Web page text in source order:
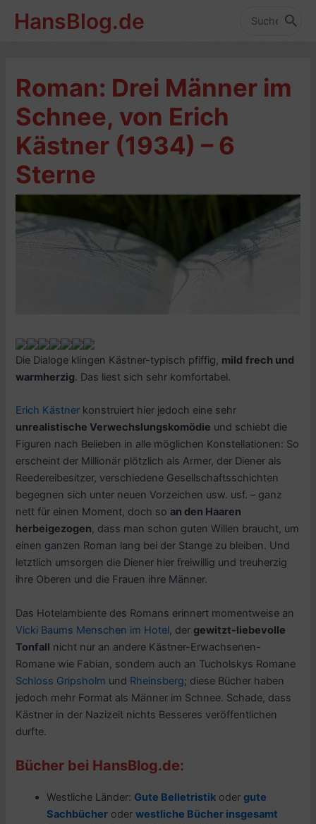
InhaltHansBlog.de
Search
Roman: Drei Männer im
Schnee, von Erich
Kästner (1934) – 6
Sterne
Die Dialoge klingen Kästner-typisch pfiffig, mild frech und
warmherzig. Das liest sich sehr komfortabel.
Erich Kästner konstruiert hier jedoch eine sehr
unrealistische Verwechslungskomödie und schiebt die
Figuren nach Belieben in alle möglichen Konstellationen: So
erscheint der Millionär plötzlich als Armer, der Diener als
Reedereibesitzer, verschiedene Gesellschaftsschichten
begegnen sich unter neuen Vorzeichen usw. usf. – ganz
nett für einen Moment, doch soan den Haaren
herbeigezogen, dass man schon guten Willen braucht, um
einen ganzen Roman lang bei der Stange zu bleiben. Und
letztlich umsorgen die Diener hier freiwillig und treuherzig
ihre Oberen und die Frauen ihre Männer.
Das Hotelambiente des Romans erinnert momentweise an
Vicki Baums Menschen im Hotel, der gewitzt-liebevolle
Tonfall nicht nur an andere Kästner-Erwachsenen-
Romane wie Fabian, sondern auch an Tucholskys Romane
Schloss Gripsholm und Rheinsberg; diese Bücher haben
jedoch mehr Format als Männer im Schnee. Schade, dass
Kästner in der Nazizeit nichts Besseres veröffentlichen
durfte.
Bücher bei HansBlog.de:
Westliche Länder: Gute Belletristik odergute
Sachbücher oderwestliche Bücher insgesamt